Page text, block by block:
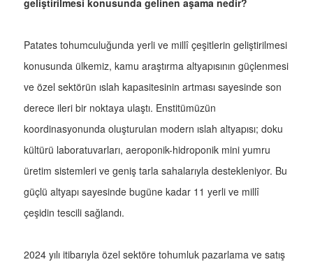
Patates tohumculuğunda yerli ve millî çeşitlerin geliştirilmesi
konusunda ülkemiz, kamu araştırma altyapısının güçlenmesi
ve özel sektörün ıslah kapasitesinin artması sayesinde son
derece ileri bir noktaya ulaştı. Enstitümüzün
koordinasyonunda oluşturulan modern ıslah altyapısı; doku
kültürü laboratuvarları, aeroponik-hidroponik mini yumru
üretim sistemleri ve geniş tarla sahalarıyla destekleniyor. Bu
güçlü altyapı sayesinde bugüne kadar 11 yerli ve millî
çeşidin tescili sağlandı.
2024 yılı itibarıyla özel sektöre tohumluk pazarlama ve satış